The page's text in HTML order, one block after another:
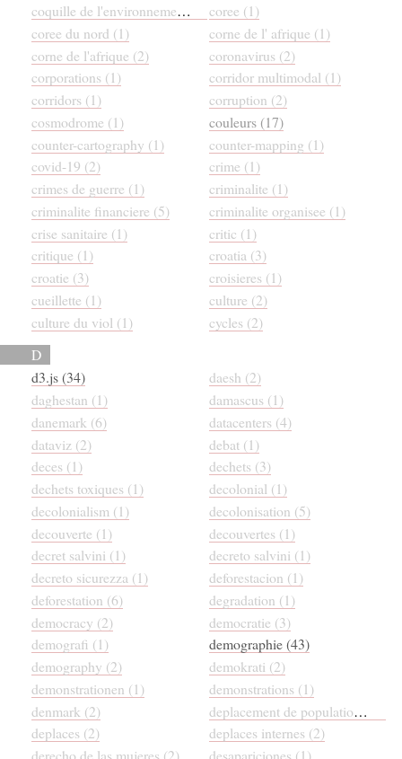
coquille de l'environnement (1)
coree (1)
coree du nord (1)
corne de l' afrique (1)
corne de l'afrique (2)
coronavirus (2)
corporations (1)
corridor multimodal (1)
corridors (1)
corruption (2)
cosmodrome (1)
couleurs (17)
counter-cartography (1)
counter-mapping (1)
covid-19 (2)
crime (1)
crimes de guerre (1)
criminalite (1)
criminalite financiere (5)
criminalite organisee (1)
crise sanitaire (1)
critic (1)
critique (1)
croatia (3)
croatie (3)
croisieres (1)
cueillette (1)
culture (2)
culture du viol (1)
cycles (2)
D
d3.js (34)
daesh (2)
daghestan (1)
damascus (1)
danemark (6)
datacenters (4)
dataviz (2)
debat (1)
deces (1)
dechets (3)
dechets toxiques (1)
decolonial (1)
decolonialism (1)
decolonisation (5)
decouverte (1)
decouvertes (1)
decret salvini (1)
decreto salvini (1)
decreto sicurezza (1)
deforestacion (1)
deforestation (6)
degradation (1)
democracy (2)
democratie (3)
demografi (1)
demographie (43)
demography (2)
demokrati (2)
demonstrationen (1)
demonstrations (1)
denmark (2)
deplacement de populations (1)
deplaces (2)
deplaces internes (2)
derecho de las mujeres (2)
desapariciones (1)